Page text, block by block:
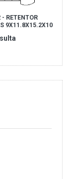
RETENTOR
9X11.8X15.2X10